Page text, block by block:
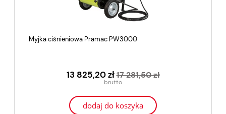
Myjka ciśnieniowa Pramac PW3000
13 825,20 zł17 281,50 zł
dodaj do koszyka